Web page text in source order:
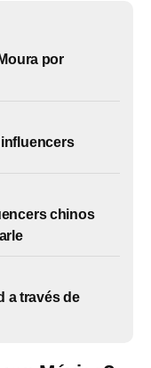
por
influencers
chinos
a través de